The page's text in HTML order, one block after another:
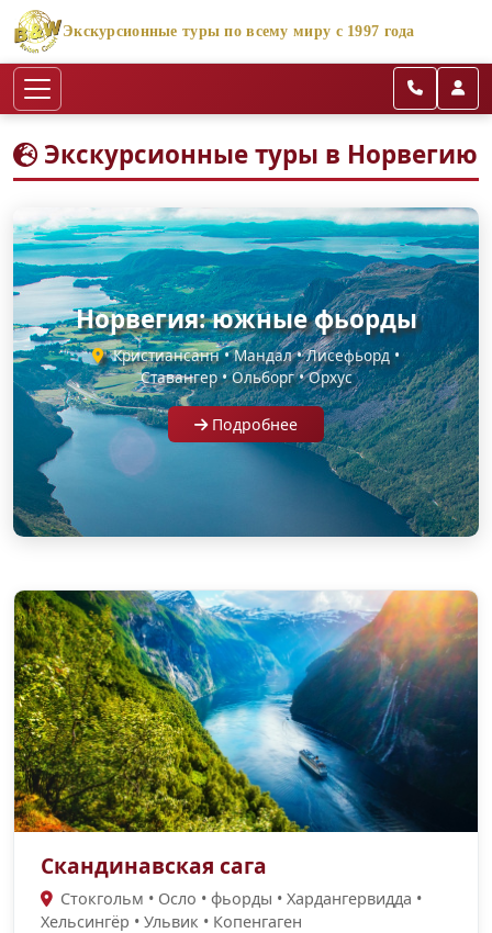
Экскурсионные туры по всему миру с 1997 года
Экскурсионные туры в Норвегию
Норвегия: южные фьорды
Кристиансанн • Мандал • Лисефьорд •
Ставангер • Ольборг • Орхус
Подробнее
Скандинавская сага
Стокгольм • Осло • фьорды • Хардангервидда •
Хельсингёр • Ульвик • Копенгаген